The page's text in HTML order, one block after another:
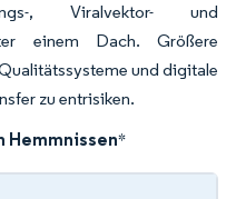
, Viralvektor- und
einem Dach. Größere
und digitale
zu entrisiken.
Hemmnissen*